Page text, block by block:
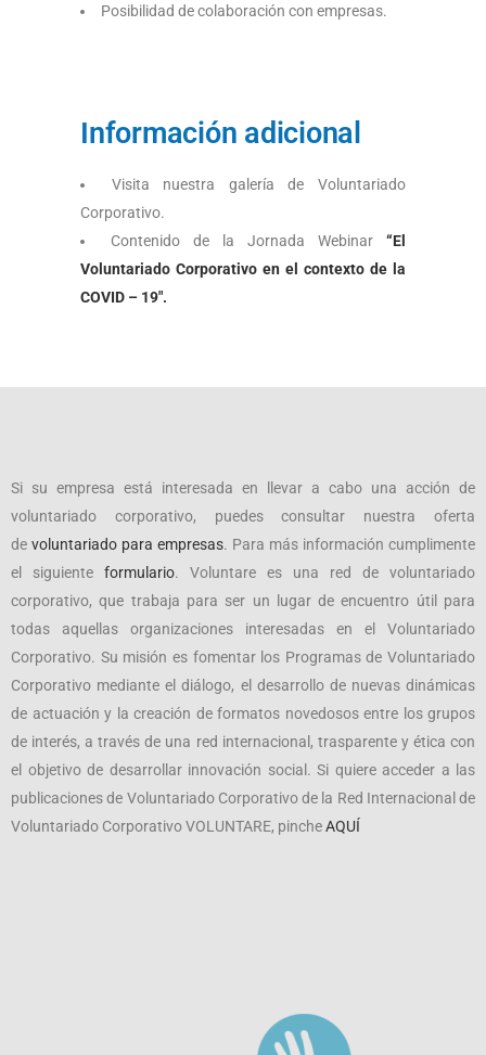
Posibilidad de colaboración con empresas.
Información adicional
Visita nuestra galería de Voluntariado
Corporativo.
Contenido de la Jornada Webinar “El
Voluntariado Corporativo en el contexto de la
COVID – 19″.
Si su empresa está interesada en llevar a cabo una acción de
voluntariado corporativo, puedes consultar nuestra oferta
de voluntariado para empresas. Para más información cumplimente
el siguiente formulario. Voluntare es una red de voluntariado
corporativo, que trabaja para ser un lugar de encuentro útil para
todas aquellas organizaciones interesadas en el Voluntariado
Corporativo. Su misión es fomentar los Programas de Voluntariado
Corporativo mediante el diálogo, el desarrollo de nuevas dinámicas
de actuación y la creación de formatos novedosos entre los grupos
de interés, a través de una red internacional, trasparente y ética con
el objetivo de desarrollar innovación social. Si quiere acceder a las
publicaciones de Voluntariado Corporativo de la Red Internacional de
Voluntariado Corporativo VOLUNTARE, pincheAQUÍ